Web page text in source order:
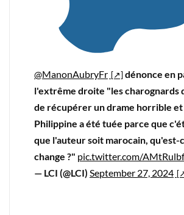
@ManonAubryFr
dénonce en
l'extrême droite "les charognards
de récupérer un drame horrible et
Philippine a été tuée parce que
que l'auteur soit marocain, qu'est-
change ?" pic.twitter.com/
— LCI (@LCI) September 27, 2024